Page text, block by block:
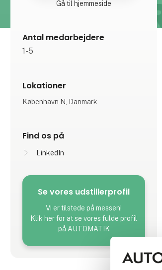
Gå til hjemmeside
Antal medarbejdere
1-5
Lokationer
København N, Danmark
Find os på
LinkedIn
Se vores udstillerprofil
Vi er tilstede på messen!
Klik her for at se vores fulde profil
på AUTOMATIK